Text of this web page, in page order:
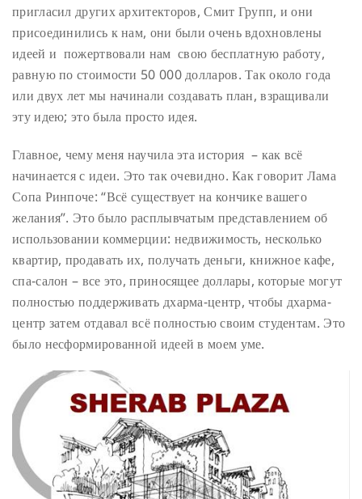
пригласил других архитекторов, Смит Групп, и они
присоединились к нам, они были очень вдохновлены
идеей и пожертвовали нам свою бесплатную работу,
равную по стоимости 50 000 долларов. Так около года
или двух лет мы начинали создавать план, взращивали
эту идею; это была просто идея.
Главное, чему меня научила эта история – как всё
начинается с идеи. Это так очевидно. Как говорит Лама
Сопа Ринпоче: “Всё существует на кончике вашего
желания”. Это было расплывчатым представлением об
использовании коммерции: недвижимость, несколько
квартир, продавать их, получать деньги, книжное кафе,
спа-салон – все это, приносящее доллары, которые могут
полностью поддерживать дхарма-центр, чтобы дхарма-
центр затем отдавал всё полностью своим студентам. Это
было несформированной идеей в моем уме.